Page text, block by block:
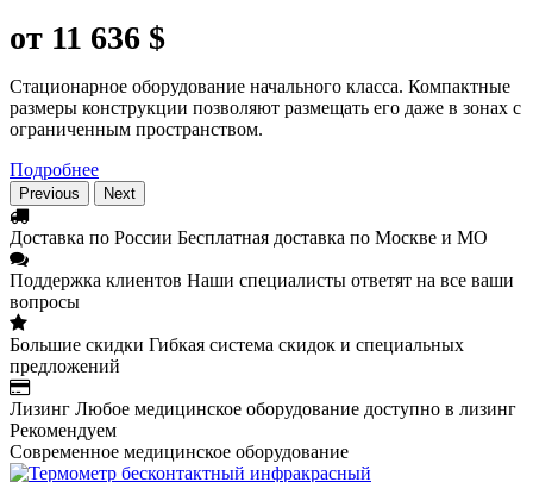
от 11 636 $
Стационарное оборудование начального класса. Компактные
размеры конструкции позволяют размещать его даже в зонах с
ограниченным пространством.
Подробнее
Previous Next
Доставка по России Бесплатная доставка по Москве и МО
Поддержка клиентов Наши специалисты ответят на все ваши
вопросы
Большие скидки Гибкая система скидок и специальных
предложений
Лизинг Любое медицинское оборудование доступно в лизинг
Рекомендуем
Современное медицинское оборудование